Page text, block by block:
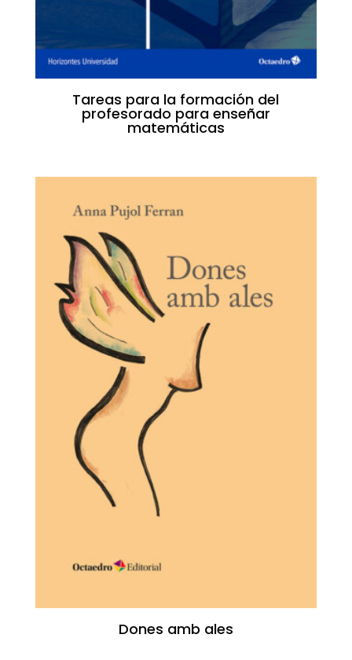
Tareas para la formación del
profesorado para enseñar
matemáticas
Dones amb ales